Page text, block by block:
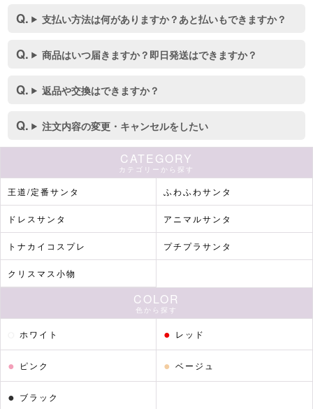
■カラーバリエーション
支払い方法は何がありますか？あと払いもできますか？
商品はいつ届きますか？即日発送はできますか？
返品や交換はできますか？
注文内容の変更・キャンセルをしたい
CATEGORY
カテゴリーから探す
王道/定番サンタ ふわふわサンタ
ドレスサンタ アニマルサンタ
トナカイコスプレ プチプラサンタ
クリスマス小物
COLOR
色から探す
ホワイト ● レッド
● ピンク ● ベージュ
● ブラック